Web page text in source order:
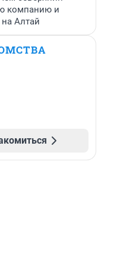
компанию и
Алтай